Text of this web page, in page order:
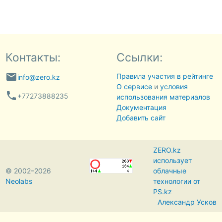
Контакты:
emailinfo@zero.kz
phone +77273888235
Ссылки:
Правила участия в рейтинге
О сервисеи условия
использования материалов
Документация
Добавить сайт
© 2002–2026
Neolabs
ZERO.kz
использует
облачные
технологии от
PS.kz
Александр Усков